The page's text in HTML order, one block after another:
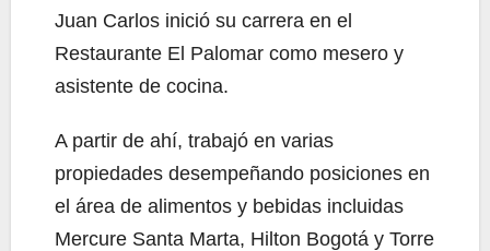
Juan Carlos inició su carrera en el
Restaurante El Palomar como mesero y
asistente de cocina.
A partir de ahí, trabajó en varias
propiedades desempeñando posiciones en
el área de alimentos y bebidas incluidas
Mercure Santa Marta, Hilton Bogotá y Torre